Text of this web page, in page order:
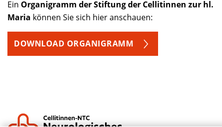
Ein Organigramm der Stiftung der Cellitinnen zur hl.
Maria können Sie sich hier anschauen:
DOWNLOAD ORGANIGRAMM